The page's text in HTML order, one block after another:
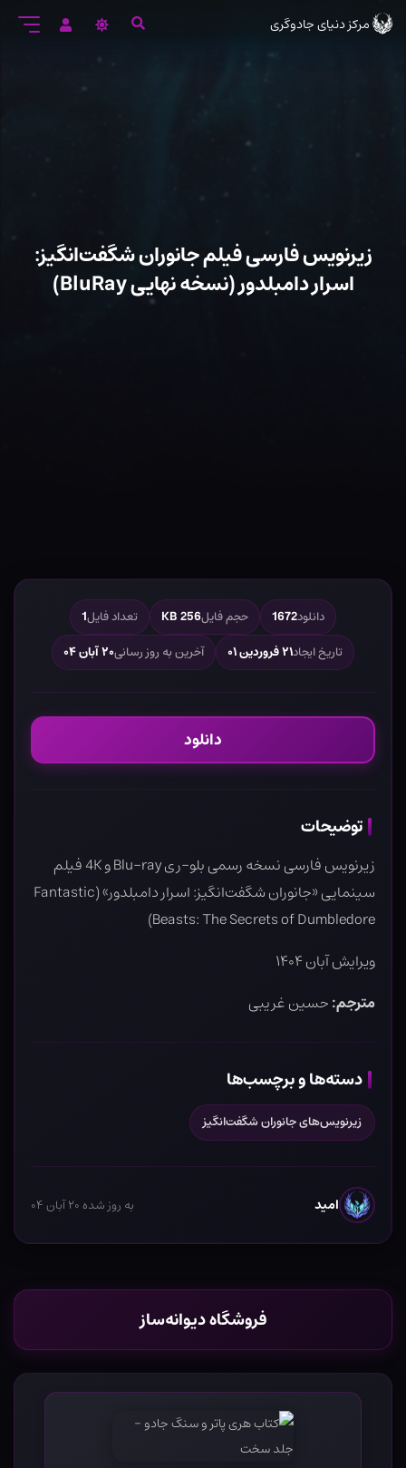
ورود
مرکز دنیای جادوگری
زیرنویس فارسی فیلم جانوران شگفت‌انگیز:
اسرار دامبلدور (نسخه نهایی BluRay)
دانلود1672 حجم فایل256 KB تعداد فایل1
تاریخ ایجاد۲۱ فروردین ۰۱ آخرین به روز رسانی۲۰ آبان ۰۴
دانلود
توضیحات
زیرنویس فارسی نسخه رسمی بلو-ری Blu-ray و 4K فیلم
سینمایی «جانوران شگفت‌انگیز: اسرار دامبلدور» (Fantastic
Beasts: The Secrets of Dumbledore)
ویرایش آبان ۱۴۰۴
مترجم:حسین غریبی
دسته‌ها و برچسب‌ها
زیرنویس‌های جانوران شگفت‌انگیز
امید به روز شده ۲۰ آبان ۰۴
فروشگاه دیوانه‌ساز